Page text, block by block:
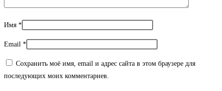
Имя *
Email *
Сохранить моё имя, email и адрес сайта в этом браузере для
последующих моих комментариев.